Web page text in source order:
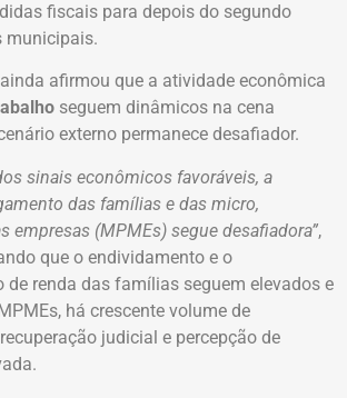
fiscais para depois do segundo
municipais.
ainda afirmou que a atividade econômica
seguem dinâmicos na cena
externo permanece desafiador.
sinais econômicos favoráveis, a
das famílias e das micro,
empresas (MPMEs) segue desafiadora”,
que o endividamento e o
renda das famílias seguem elevados e
há crescente volume de
judicial e percepção de